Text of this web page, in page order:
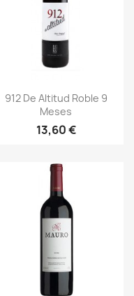
Vista rápida
912 De Altitud Roble 9
Meses
13,60 €